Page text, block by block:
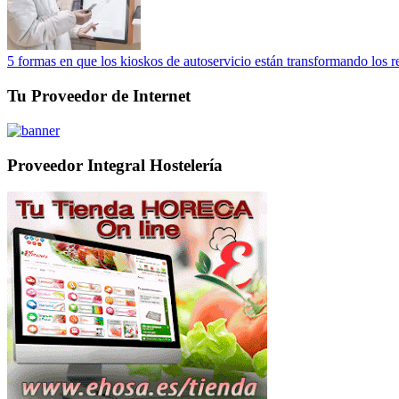
5 formas en que los kioskos de autoservicio están transformando los
Tu Proveedor de Internet
Proveedor Integral Hostelería